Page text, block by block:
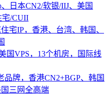
日本CN2/软银/IIJ、美国
宅/CUII
宅IP，香港、台湾、韩国、
国VPS，13个机房，国际线
品牌，香港CN2+BGP、韩国
三网全高端